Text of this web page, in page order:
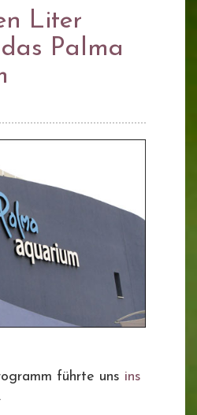
Liter
Palma
führte uns ins
.